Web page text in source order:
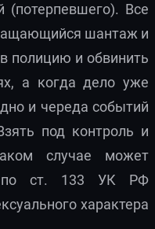
Все
шантаж и
полицию и обвинить
а когда дело уже
и череда событий
под контроль и
случае может
по ст. 133 УК РФ
характера